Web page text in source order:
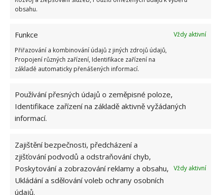
obsahu.
Funkce
Vždy aktivní
Přiřazování a kombinování údajů z jiných zdrojů údajů,
Propojení různých zařízení, Identifikace zařízení na
základě automaticky přenášených informací.
Používání přesných údajů o zeměpisné poloze,
Identifikace zařízení na základě aktivně vyžádaných
informací.
Zajištění bezpečnosti, předcházení a
zjišťování podvodů a odstraňování chyb,
Poskytování a zobrazování reklamy a obsahu,
Ukládání a sdělování voleb ochrany osobních
údajů.
Vždy aktivní
MOČOVINA
Přidejte svůj názor
KOMENTOVAT